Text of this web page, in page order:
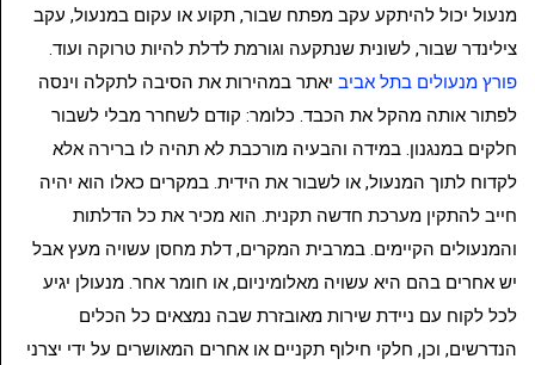
מנעול יכול להיתקע עקב מפתח שבור, תקוע או עקום במנעול, עקב
צילינדר שבור, לשונית שנתקעה וגורמת לדלת להיות טרוקה ועוד.
פורץ מנעולים בתל אביב יאתר במהירות את הסיבה לתקלה וינסה
לפתור אותה מהקל את הכבד. כלומר: קודם לשחרר מבלי לשבור
חלקים במנגנון. במידה והבעיה מורכבת לא תהיה לו ברירה אלא
לקדוח לתוך המנעול, או לשבור את הידית. במקרים כאלו הוא יהיה
חייב להתקין מערכת חדשה תקנית. הוא מכיר את כל הדלתות
והמנעולים הקיימים. במרבית המקרים, דלת מחסן עשויה מעץ אבל
יש אחרים בהם היא עשויה מאלומיניום, או חומר אחר. מנעולן יגיע
לכל לקוח עם ניידת שירות מאובזרת שבה נמצאים כל הכלים
הנדרשים, וכן, חלקי חילוף תקניים או אחרים המאושרים על ידי יצרני